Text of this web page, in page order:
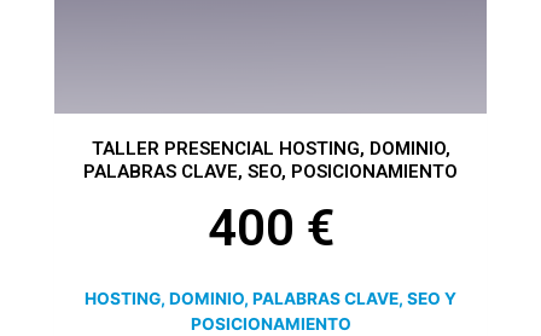
TALLER PRESENCIAL HOSTING, DOMINIO,
PALABRAS CLAVE, SEO, POSICIONAMIENTO
400 €
HOSTING, DOMINIO, PALABRAS CLAVE, SEO Y
POSICIONAMIENTO
producto